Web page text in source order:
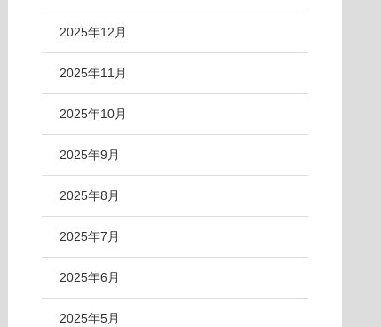
2025年12月
2025年11月
2025年10月
2025年9月
2025年8月
2025年7月
2025年6月
2025年5月